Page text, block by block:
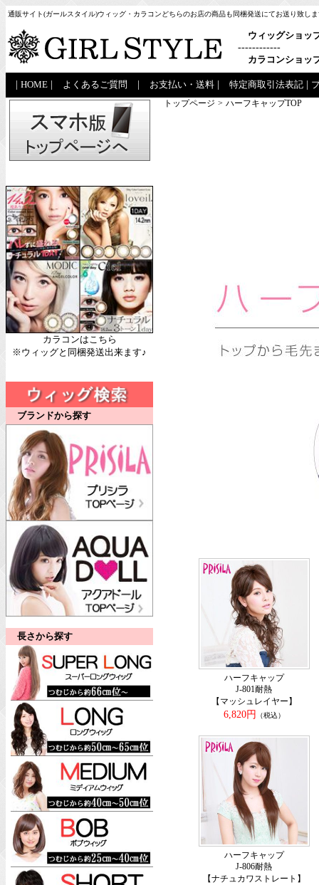
通販サイト(ガールスタイル)ウィッグ・カラコンどちらのお店の商品も同梱発送にてお送り致し
ウィッグショッ
------------
カラコンショッ
HOME よくあるご質問 お支払い・送料 特定商取引法表記
カラコンはこちら
※ウィッグと同梱発送出来ます♪
ブランドから探す
長さから探す
トップページ > ハーフキャップTOP
ハーフキャップ
J-801耐熱
【マッシュレイヤー】
6,820円
（税込）
ハーフキャップ
J-806耐熱
【ナチュカワストレート】